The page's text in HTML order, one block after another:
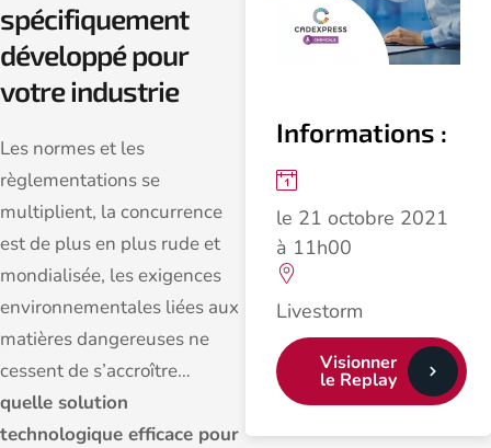
spécifiquement
développé pour
votre industrie
Les normes et les
règlementations se
multiplient, la concurrence
est de plus en plus rude et
mondialisée, les exigences
environnementales liées aux
matières dangereuses ne
cessent de s’accroître…
quelle solution
technologique efficace pour
Informations :
le 21 octobre 2021
à 11h00
Livestorm
Visionner
le Replay